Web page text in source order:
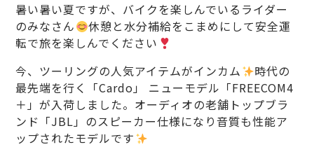
暑い暑い夏ですが、バイクを楽しんでいるライダー
のみなさん
休憩と水分補給をこまめにして安全運
転で旅を楽しんでください
今、ツーリングの人気アイテムがインカム
時代の
最先端を行く「Cardo」 ニューモデル「FREECOM4
＋」が入荷しました。オーディオの老舗トップブラ
ンド「JBL」のスピーカー仕様になり音質も性能ア
ップされたモデルです